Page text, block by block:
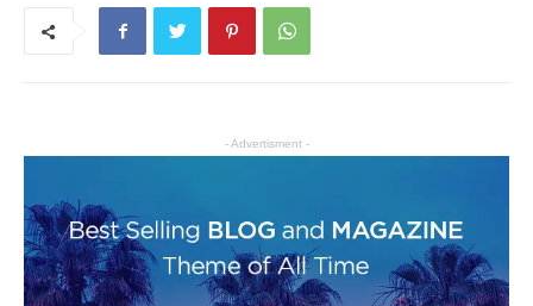
- Advertisment -